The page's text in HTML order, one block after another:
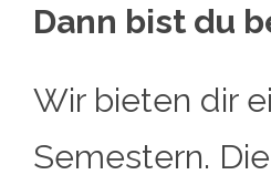
Dann bist du
Wir bieten dir
Semestern.